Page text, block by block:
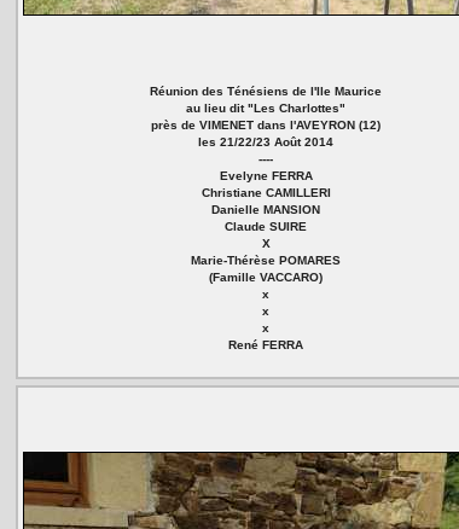
Réunion des Ténésiens de l'Ile Maurice
au lieu dit "Les Charlottes"
près de VIMENET dans l'AVEYRON (12)
les 21/22/23 Août 2014
----
Evelyne FERRA
Christiane CAMILLERI
Danielle MANSION
Claude SUIRE
X
Marie-Thérèse POMARES
(Famille VACCARO)
x
x
x
René FERRA